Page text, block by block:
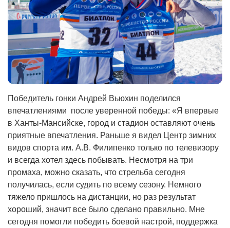
Победитель гонки Андрей Вьюхин поделился
впечатлениями после уверенной победы: «Я впервые
в Ханты-Мансийске, город и стадион оставляют очень
приятные впечатления. Раньше я видел Центр зимних
видов спорта им. А.В. Филипенко только по телевизору
и всегда хотел здесь побывать. Несмотря на три
промаха, можно сказать, что стрельба сегодня
получилась, если судить по всему сезону. Немного
тяжело пришлось на дистанции, но раз результат
хороший, значит все было сделано правильно. Мне
сегодня помогли победить боевой настрой, поддержка